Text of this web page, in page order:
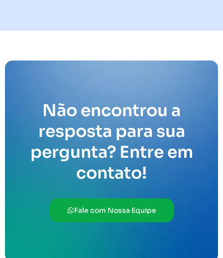
Não encontrou a
resposta para sua
pergunta? Entre em
contato!
Fale com Nossa Equipe